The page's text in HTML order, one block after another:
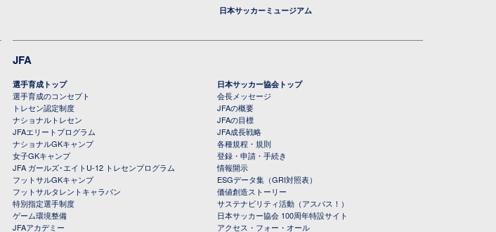
日本サッカーミュージアム
JFA
選手育成トップ
選手育成のコンセプト
トレセン認定制度
ナショナルトレセン
JFAエリートプログラム
ナショナルGKキャンプ
女子GKキャンプ
JFA ガールズ･エイトU-12 トレセンプログラム
フットサルGKキャンプ
フットサルタレントキャラバン
特別指定選手制度
ゲーム環境整備
JFAアカデミー
日本サッカー協会トップ
会長メッセージ
JFAの概要
JFAの目標
JFA成長戦略
各種規程・規則
登録・申請・手続き
情報開示
ESGデータ集（GRI対照表）
価値創造ストーリー
サステナビリティ活動（アスパス！）
日本サッカー協会 100周年特設サイト
アクセス・フォー・オール